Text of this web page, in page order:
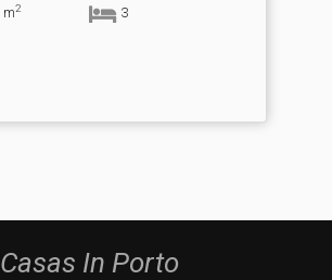
m2 3
Casas In Porto